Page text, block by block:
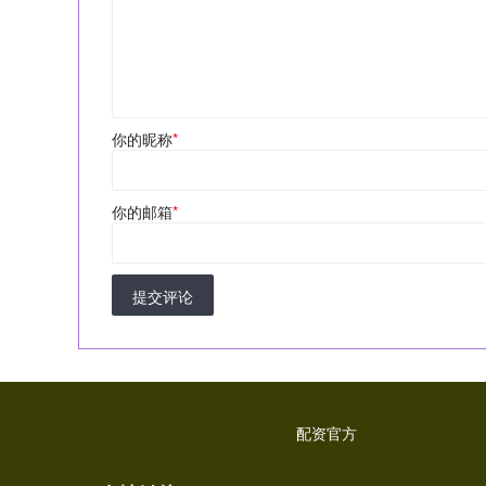
你的昵称*
你的邮箱*
提交评论
配资官方